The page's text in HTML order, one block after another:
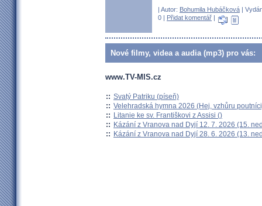
| Autor: Bohumila Hubáčková |
0 | Přidat komentář |
Nové filmy, videa a audia (mp3) pro vás:
www.TV-MIS.cz
:: Svatý Patriku (píseň)
:: Velehradská hymna 2026 (Hej, vzhůru
:: Litanie ke sv. Františkovi z Assisi ()
:: Kázání z Vranova nad Dyjí 12. 7. 2026 (15.
:: Kázání z Vranova nad Dyjí 28. 6. 2026 (13.